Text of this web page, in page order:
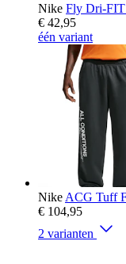
Nike Fly Dri-
€ 42,95
één variant
Nike ACG Tuff
€ 104,95
2 varianten